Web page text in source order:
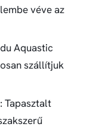
véve az
Aquastic
szállítjuk
: Tapasztalt